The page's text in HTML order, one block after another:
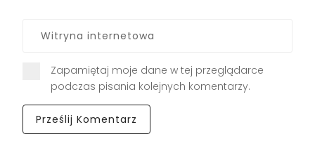
Zapamiętaj moje dane w tej przeglądarce
podczas pisania kolejnych komentarzy.